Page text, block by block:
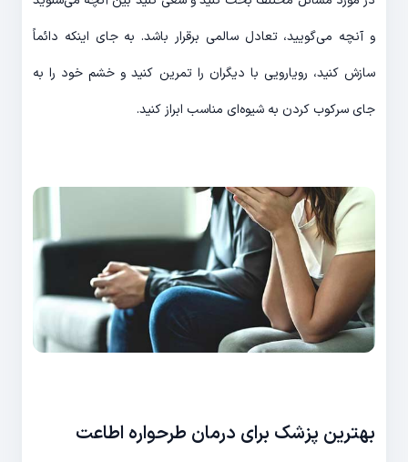
و آنچه می‌گویید، تعادل سالمی برقرار باشد. به جای اینکه دائماً
سازش کنید، رویارویی با دیگران را تمرین کنید و خشم خود را به
جای سرکوب کردن به شیوه‌ای مناسب ابراز کنید.
بهترین پزشک برای درمان طرحواره اطاعت